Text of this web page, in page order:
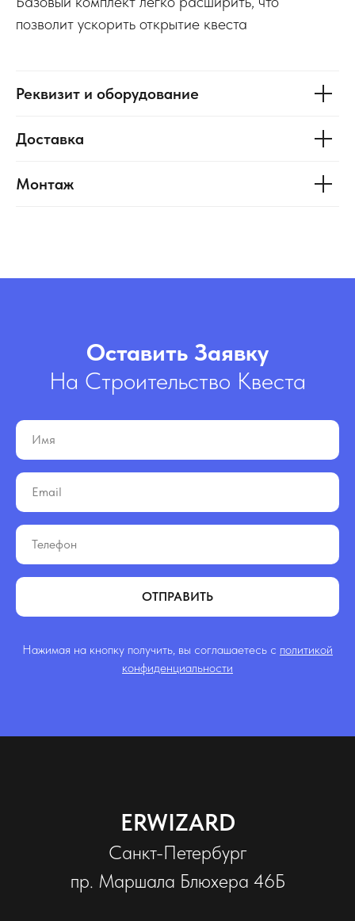
позволит ускорить открытие квеста
Реквизит и оборудование
Доставка
Монтаж
Оставить Заявку
На Строительство Квеста
ОТПРАВИТЬ
Нажимая на кнопку получить, вы соглашаетесь с политикой
конфиденциальности
ERWIZARD
Санкт-Петербург
пр. Маршала Блюхера 46Б